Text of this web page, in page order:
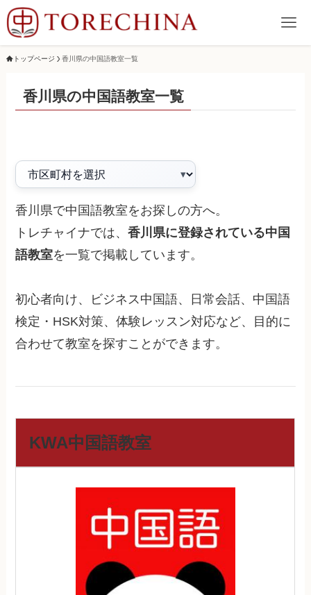
トップページ 香川県の中国語教室一覧
香川県の中国語教室一覧
香川県で中国語教室をお探しの方へ。
トレチャイナでは、香川県に登録されている中国
語教室を一覧で掲載しています。
初心者向け、ビジネス中国語、日常会話、中国語
検定・HSK対策、体験レッスン対応など、目的に
合わせて教室を探すことができます。
KWA中国語教室